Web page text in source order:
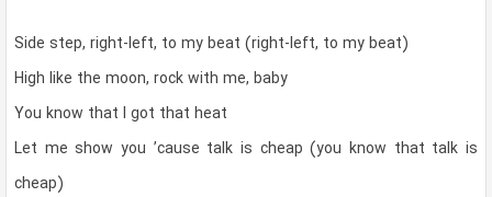
Side step, right-left, to my beat (right-left, to my beat)
High like the moon, rock with me, baby
You know that I got that heat
Let me show you ’cause talk is cheap (you know that talk is
cheap)